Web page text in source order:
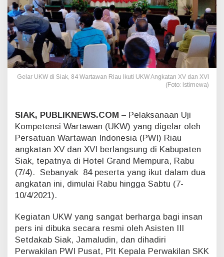
k
,
4
W
a
r
a
R
i
a
u
u
t
K
A
n
g
Gelar UKW di Siak, 84 Wartawan Riau Ikuti UKW Angkatan XV dan XVI
(Foto: Istimewa)
SIAK, PUBLIKNEWS.COM – Pelaksanaan Uji
Kompetensi Wartawan (UKW) yang digelar oleh
Persatuan Wartawan Indonesia (PWI) Riau
angkatan XV dan XVI berlangsung di Kabupaten
Siak, tepatnya di Hotel Grand Mempura, Rabu
(7/4). Sebanyak 84 peserta yang ikut dalam dua
angkatan ini, dimulai Rabu hingga Sabtu (7-
10/4/2021).
Kegiatan UKW yang sangat berharga bagi insan
pers ini dibuka secara resmi oleh Asisten III
Setdakab Siak, Jamaludin, dan dihadiri
Perwakilan PWI Pusat, Plt Kepala Perwakilan SKK